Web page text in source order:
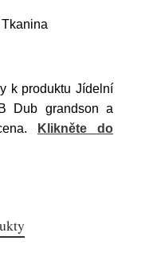
Tkanina
k produktu Jídelní
Dub grandson a
Klikněte do